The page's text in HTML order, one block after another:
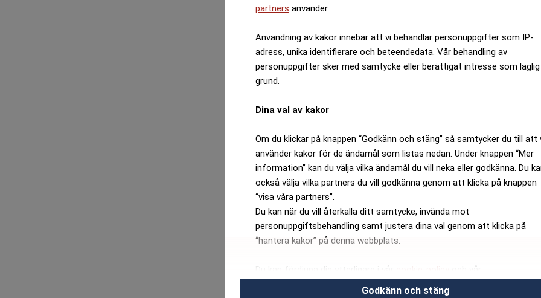
partners använder.
Användning av kakor innebär att vi behandlar personuppgifter som IP-
adress, unika identifierare och beteendedata. Vår behandling av
personuppgifter sker med samtycke eller berättigat intresse som laglig
grund.
Dina val av kakor
Om du klickar på knappen “Godkänn och stäng” så samtycker du till att
använder kakor för de ändamål som listas nedan. Under knappen “Mer
information” kan du välja vilka ändamål du vill neka eller godkänna. Du
också välja vilka partners du vill godkänna genom att klicka på knappen
“visa våra partners”.
Du kan när du vill återkalla ditt samtycke, invända mot
personuppgiftsbehandling samt justera dina val genom att klicka på
“hantera kakor” på denna webbplats.
Godkänn och stäng